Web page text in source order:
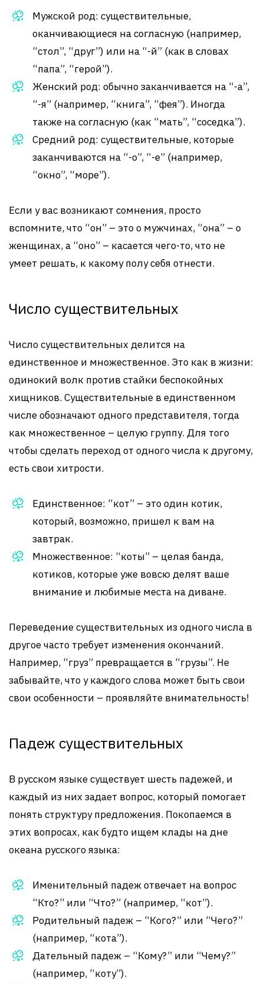
Мужской род: существительные,
оканчивающиеся на согласную (например,
“стол”, “друг”) или на “-й” (как в словах
“папа”, “герой”).
Женский род: обычно заканчивается на “-а”,
“-я” (например, “книга”, “фея”). Иногда
также на согласную (как “мать”, “соседка”).
Средний род: существительные, которые
заканчиваются на “-о”, “-е” (например,
“окно”, “море”).
Если у вас возникают сомнения, просто
вспомните, что “он” – это о мужчинах, “она” – о
женщинах, а “оно” – касается чего-то, что не
умеет решать, к какому полу себя отнести.
Число существительных
Число существительных делится на
единственное и множественное. Это как в жизни:
одинокий волк против стайки беспокойных
хищников. Существительные в единственном
числе обозначают одного представителя, тогда
как множественное – целую группу. Для того
чтобы сделать переход от одного числа к другому,
есть свои хитрости.
Единственное: “кот” – это один котик,
который, возможно, пришел к вам на
завтрак.
Множественное: “коты” – целая банда,
котиков, которые уже вовсю делят ваше
внимание и любимые места на диване.
Переведение существительных из одного числа в
другое часто требует изменения окончаний.
Например, “груз” превращается в “грузы”. Не
забывайте, что у каждого слова может быть свои
свои особенности – проявляйте внимательность!
Падеж существительных
В русском языке существует шесть падежей, и
каждый из них задает вопрос, который помогает
понять структуру предложения. Покопаемся в
этих вопросах, как будто ищем клады на дне
океана русского языка:
Именительный падеж отвечает на вопрос
“Кто?” или “Что?” (например, “кот”).
Родительный падеж – “Кого?” или “Чего?”
(например, “кота”).
Дательный падеж – “Кому?” или “Чему?”
(например, “коту”).